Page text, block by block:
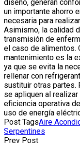
diseño, generan
un importante ahorro
necesaria para
Asimismo, la calidad
transmisión de
el caso de alimentos.
mantenimiento es la
ya que se evita la
rellenar con
sustituir otras partes.
se apliquen al
eficiencia operativa
uso de energía
Post TagsAire
Serpentines
Prev Post